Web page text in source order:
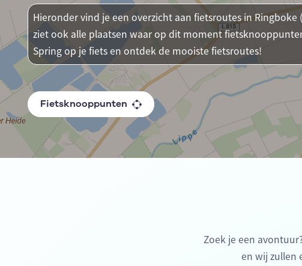
Hieronder vind je een overzicht aan fietsroutes in Ringboke
ziet ook alle plaatsen waar op dit moment
Spring op je fiets en ontdek de mooiste fietsroutes!
Fietsknooppunten
Zoek je een
en wij zullen